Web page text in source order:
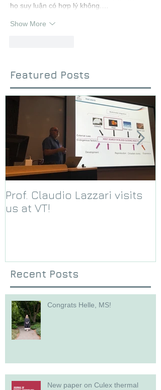
họ suy luận có hợp lý không.…
Show More
Featured Posts
Prof. Claudio Lazzari visits
us at VT!
Recent Posts
Congrats Helle, MS!
New paper on Culex thermal